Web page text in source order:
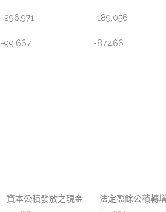
-296,971 -189,056
-99,667 -87,466
資本公積發放之現金
法定盈餘公積轉